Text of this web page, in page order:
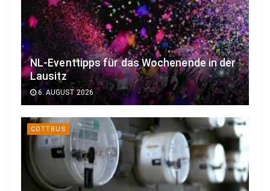
NL-Eventtipps für das Wochenende in der
Lausitz
6. AUGUST 2026
COTTBUS